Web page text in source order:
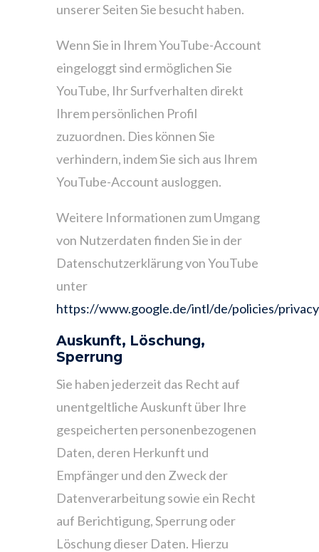
unserer Seiten Sie besucht haben.
Wenn Sie in Ihrem YouTube-Account
eingeloggt sind ermöglichen Sie
YouTube, Ihr Surfverhalten direkt
Ihrem persönlichen Profil
zuzuordnen. Dies können Sie
verhindern, indem Sie sich aus Ihrem
YouTube-Account ausloggen.
Weitere Informationen zum Umgang
von Nutzerdaten finden Sie in der
Datenschutzerklärung von YouTube
unter
https://www.google.de/intl/de/policies/privacy
Auskunft, Löschung,
Sperrung
Sie haben jederzeit das Recht auf
unentgeltliche Auskunft über Ihre
gespeicherten personenbezogenen
Daten, deren Herkunft und
Empfänger und den Zweck der
Datenverarbeitung sowie ein Recht
auf Berichtigung, Sperrung oder
Löschung dieser Daten. Hierzu